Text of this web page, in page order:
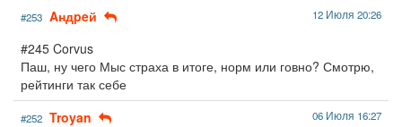
#253 Aндpeй 12 Июля 20:26
#245 Corvus
Паш, ну чего Мыс страха в итоге, норм или говно? Смотрю,
рейтинги так себе
#252 Troyan 06 Июля 16:27